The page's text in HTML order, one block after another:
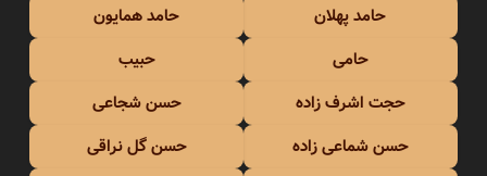
حامد پهلان
حامد همایون
حامی
حبیب
حجت اشرف زاده
حسن شجاعی
حسن شماعی زاده
حسن گل نراقی